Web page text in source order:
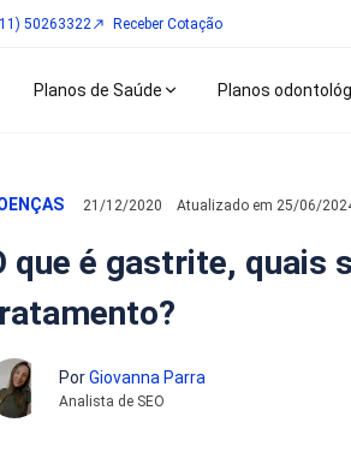
50263322 Receber Cotação
Planos de Saúde Planos
21/12/2020 Atualizado em 25/06/
que é gastrite, quais
PorGiovanna Parra
Analista de SEO